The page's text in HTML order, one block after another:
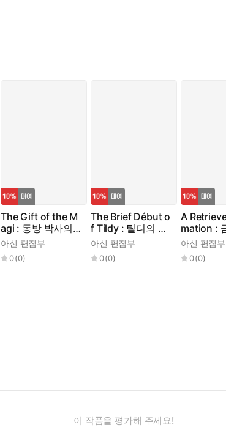
The Gift of the M
agi : 동방 박사의
선물
아신 편집부
0(0)
The Brief Début o
f Tildy : 틸디의 짧
은 데뷔
아신 편집부
0(0)
A
mation :
의 후회
아신 편집부
0(0)
이 작품을 평가해 주세요!